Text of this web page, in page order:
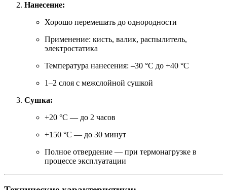
Нанесение:
Хорошо перемешать до однородности
Применение: кисть, валик, распылитель,
электростатика
Температура нанесения: –30 °C до +40 °C
1–2 слоя с межслойной сушкой
Сушка:
+20 °C — до 2 часов
+150 °C — до 30 минут
Полное отвердение — при термонагрузке в
процессе эксплуатации